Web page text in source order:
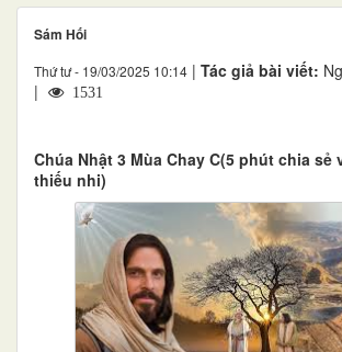
Sám Hối
Thứ tư - 19/03/2025 10:14 | Tác giả bài viết:
|
1531
Chúa Nhật 3 Mùa Chay C(5 phút chia sẻ
thiếu nhi)